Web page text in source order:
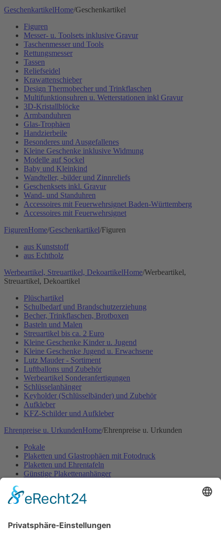
GeschenkartikelHome/Geschenkartikel
Figuren
Messer- u. Toolsets inklusive Gravur
Taschenmesser und Tools
Rettungsmesser
Tassen
Reliefseidel
Krawattenschieber
Design Thermobecher und Trinkflaschen
Multifunktionsuhren u. Wetterstationen inkl Gravur
3D-Kristallblöcke
Armbanduhren
Glas-Trophäen
Handzierbeile
Besonderes und Ausgefallenes
Kleine Geschenke inklusive Widmung
Modelle auf Sockel
Baby und Kleinkind
Wandteller, -bilder und Zinnreliefs
Geschenksets inkl. Gravur
Wand- und Standuhren
Accessoires mit Feuerwehrsignet Baden-Württemberg
Accessoires mit Feuerwehrsignet
FigurenHome/Geschenkartikel/Figuren
aus Kunststoff
aus Echtholz
Werbeartikel, Streuartikel, DekoartikelHome/Werbeartikel,
Streuartikel, Dekoartikel
Plüschartikel
Schulbedarf und Brandschutzerziehung
Becher, Trinkflaschen, Brotboxen
Basteln und Malen
Streuartikel bis ca. 2 Euro
Kleine Geschenke Kinder u. Jugend
Kleine Geschenke Jugend u. Erwachsene
Lutz Mauder - Sortiment
Luftballons und Zubehör
Werbeartikel Sonderanfertigungen
Schlüsselanhänger
Keyholder (Schlüsselbänder) und Zubehör
Aufkleber
KFZ-Schilder und Aufkleber
Ehrenpreise u. UrkundenHome/Ehrenpreise u. Urkunden
Pokale
Plaketten und Glastrophäen mit Fotodruck
Plaketten und Ehrentafeln
Günstige Plakettenanhänger
Ehrenpreisständer u. -figuren
Ehrenpreisständer Acryl GÜNSTIG
Urkunden-Sonderanfertigungen